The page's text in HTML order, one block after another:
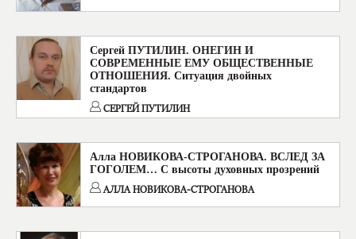
Сергей ПУТИЛИН. ОНЕГИН И
СОВРЕМЕННЫЕ ЕМУ ОБЩЕСТВЕННЫЕ
ОТНОШЕНИЯ. Ситуация двойных
стандартов
СЕРГЕЙ ПУТИЛИН
Алла НОВИКОВА-СТРОГАНОВА. ВСЛЕД ЗА
ГОГОЛЕМ… С высоты духовных прозрений
АЛЛА НОВИКОВА-СТРОГАНОВА